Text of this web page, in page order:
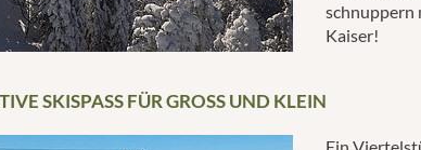
schnuppern
Kaiser!
SKISPASS FÜR GROSS UND KLEIN